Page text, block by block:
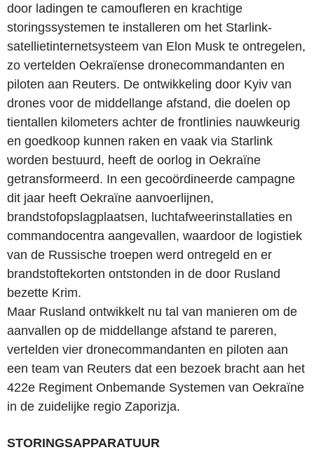
door ladingen te camoufleren en krachtige
storingssystemen te installeren om het Starlink-
satellietinternetsysteem van Elon Musk te ontregelen,
zo vertelden Oekraïense dronecommandanten en
piloten aan Reuters. De ontwikkeling door Kyiv van
drones voor de middellange afstand, die doelen op
tientallen kilometers achter de frontlinies nauwkeurig
en goedkoop kunnen raken en vaak via Starlink
worden bestuurd, heeft de oorlog in Oekraïne
getransformeerd. In een gecoördineerde campagne
dit jaar heeft Oekraïne aanvoerlijnen,
brandstofopslagplaatsen, luchtafweerinstallaties en
commandocentra aangevallen, waardoor de logistiek
van de Russische troepen werd ontregeld en er
brandstoftekorten ontstonden in de door Rusland
bezette Krim.
Maar Rusland ontwikkelt nu tal van manieren om de
aanvallen op de middellange afstand te pareren,
vertelden vier dronecommandanten en piloten aan
een team van Reuters dat een bezoek bracht aan het
422e Regiment Onbemande Systemen van Oekraïne
in de zuidelijke regio Zaporizja.
STORINGSAPPARATUUR